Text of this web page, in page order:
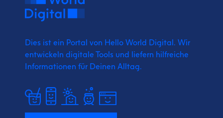
Dies ist ein Portal von Hello World Digital. Wir
entwickeln digitale Tools und liefern hilfreiche
Informationen für Deinen Alltag.